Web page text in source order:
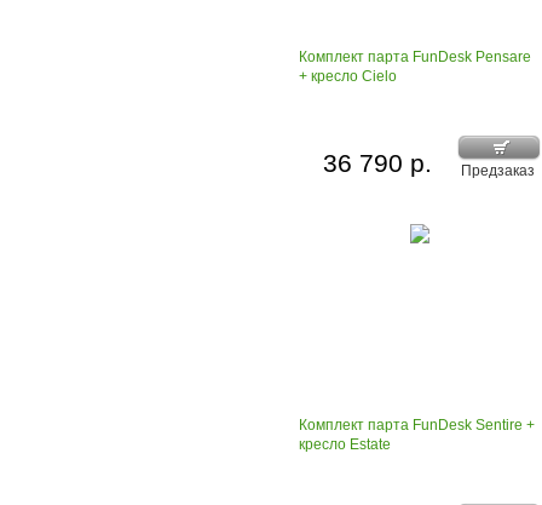
Комплект парта FunDesk Pensare
+ кресло Cielo
Предзаказ
36 790 р.
Комплект парта FunDesk Sentire +
кресло Estate